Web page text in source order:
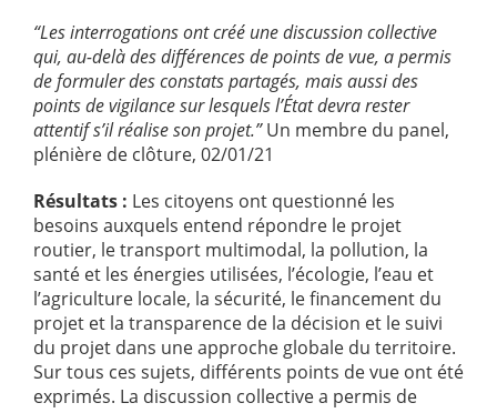
“Les interrogations ont créé une discussion collective
qui, au-delà des différences de points de vue, a permis
de formuler des constats partagés, mais aussi des
points de vigilance sur lesquels l’État devra rester
attentif s’il réalise son projet.”Un membre du panel,
plénière de clôture, 02/01/21
Résultats : Les citoyens ont questionné les
besoins auxquels entend répondre le projet
routier, le transport multimodal, la pollution, la
santé et les énergies utilisées, l’écologie, l’eau et
l’agriculture locale, la sécurité, le financement du
projet et la transparence de la décision et le suivi
du projet dans une approche globale du territoire.
Sur tous ces sujets, différents points de vue ont été
exprimés. La discussion collective a permis de